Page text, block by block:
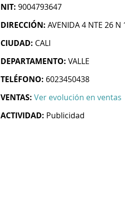
NIT: 9004793647
DIRECCIÓN: AVENIDA 4 NTE 26 N
CIUDAD: CALI
DEPARTAMENTO: VALLE
TELÉFONO: 6023450438
VENTAS: Ver evolución en ventas
ACTIVIDAD: Publicidad